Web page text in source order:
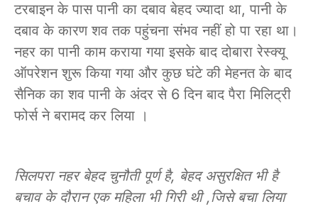
टरबाइन के पास पानी का दबाव बेहद ज्यादा था, पानी के
दबाव के कारण शव तक पहुंचना संभव नहीं हो पा रहा था।
नहर का पानी काम कराया गया इसके बाद दोबारा रेस्क्यू
ऑपरेशन शुरू किया गया और कुछ घंटे की मेहनत के बाद
सैनिक का शव पानी के अंदर से 6 दिन बाद पैरा मिलिट्री
फोर्स ने बरामद कर लिया ।
सिलपरा नहर बेहद चुनौती पूर्ण है, बेहद असुरक्षित भी है
बचाव के दौरान एक महिला भी गिरी थी ,जिसे बचा लिया